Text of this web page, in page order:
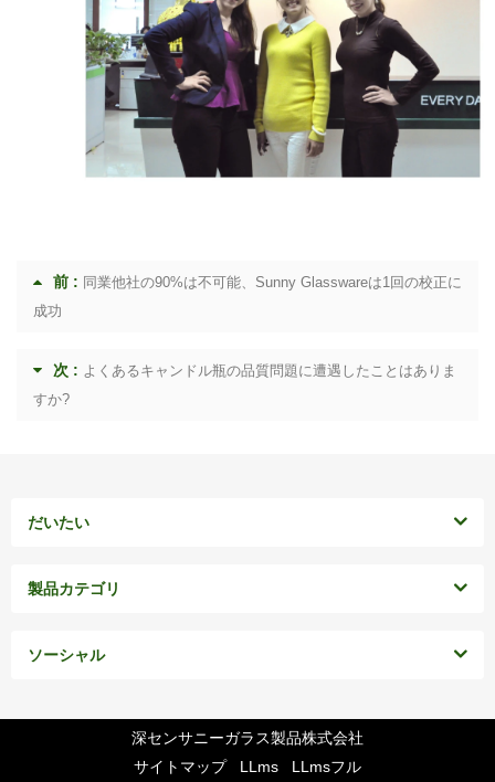
前 : 同業他社の90%は不可能、Sunny Glasswareは1回の校正に
成功
次 : よくあるキャンドル瓶の品質問題に遭遇したことはありま
すか?
だいたい
製品カテゴリ
ソーシャル
深センサニーガラス製品株式会社
サイトマップ
LLms LLmsフル